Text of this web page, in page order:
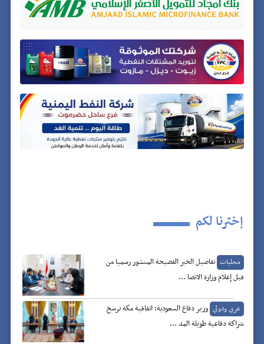
إخترنا لكم
محليات تفاصيل الخبر الفضيحة المنشور رسميا من
قبل إعلام وزارة الاتصا ...
عربي ودولي وزير دفاع السعودية: اتفاقية مكة ترسخ
شراكة دفاعية طويلة المد ...